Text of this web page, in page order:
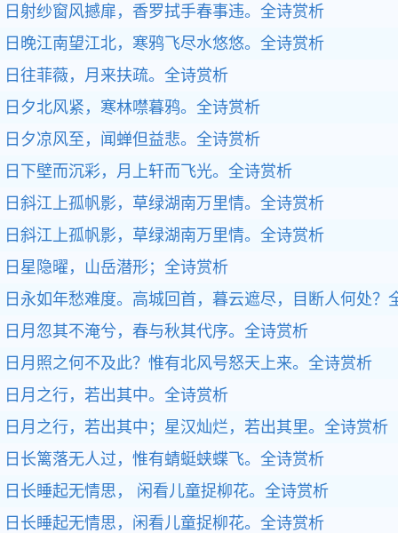
日射纱窗风撼扉，香罗拭手春事违。 全诗赏析
日晚江南望江北，寒鸦飞尽水悠悠。 全诗赏析
日往菲薇，月来扶疏。 全诗赏析
日夕北风紧，寒林噤暮鸦。 全诗赏析
日夕凉风至，闻蝉但益悲。 全诗赏析
日下壁而沉彩，月上轩而飞光。 全诗赏析
日斜江上孤帆影，草绿湖南万里情。 全诗赏析
日斜江上孤帆影，草绿湖南万里情。 全诗赏析
日星隐曜，山岳潜形； 全诗赏析
日永如年愁难度。高城回首，暮云遮尽，目断人何处？
日月忽其不淹兮，春与秋其代序。 全诗赏析
日月照之何不及此？惟有北风号怒天上来。 全诗赏析
日月之行，若出其中。 全诗赏析
日月之行，若出其中；星汉灿烂，若出其里。 全诗赏析
日长篱落无人过，惟有蜻蜓蛱蝶飞。 全诗赏析
日长睡起无情思， 闲看儿童捉柳花。 全诗赏析
日长睡起无情思，闲看儿童捉柳花。 全诗赏析